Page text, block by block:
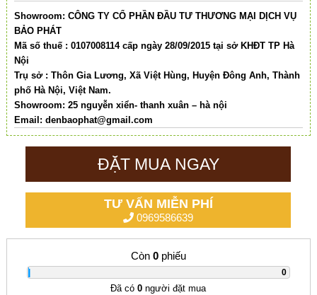
Showroom: CÔNG TY CỔ PHẦN ĐẦU TƯ THƯƠNG MẠI DỊCH VỤ
BẢO PHÁT
Mã số thuế : 0107008114 cấp ngày 28/09/2015 tại sở KHĐT TP Hà
Nội
Trụ sở : Thôn Gia Lương, Xã Việt Hùng, Huyện Đông Anh, Thành
phố Hà Nội, Việt Nam.
Showroom: 25 nguyễn xiển- thanh xuân – hà nội
Email: denbaophat@gmail.com
ĐẶT MUA NGAY
TƯ VẤN MIỄN PHÍ
0969586639
Còn 0phiếu
0
Đã có0 người đặt mua